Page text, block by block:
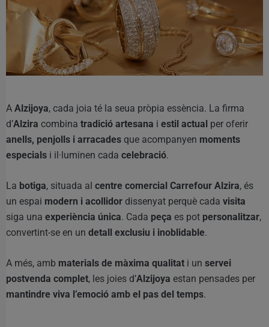
A Alzijoya, cada joia té la seua pròpia essència. La firma
d’Alzira combina tradició artesana i estil actual per oferir
anells, penjolls i arracades que acompanyen moments
especials i il·luminen cada celebració.
La botiga, situada al centre comercial Carrefour Alzira, és
un espai modern i acollidor dissenyat perquè cada visita
siga una experiència única. Cada peça es pot personalitzar,
convertint-se en un detall exclusiu i inoblidable.
A més, amb materials de màxima qualitat i un servei
postvenda complet, les joies d’Alzijoya estan pensades per
mantindre viva l’emoció amb el pas del temps.